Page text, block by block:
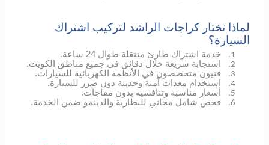
لماذا تختار كراجات الراشد لتركيب اشتراك
السيارة؟
1. خدمة اشتراك طارئ متنقلة طوال 24 ساعة.
2. استجابة سريعة خلال دقائق في جميع مناطق الكويت.
3. فنيون متخصصون في الأنظمة الكهربائية للسيارات.
4. استخدام معدات آمنة وحديثة دون ضرر للسيارة.
5. أسعار مناسبة وتنافسية بدون مفاجآت.
6. فحص شامل مجاني للبطارية والدينمو ضمن الخدمة.